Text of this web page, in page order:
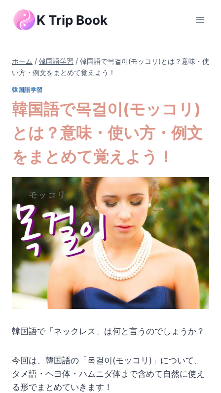
K Trip Book
ホーム / 韓国語学習 / 韓国語で목걸이(モッコリ)とは？意味・使
い方・例文をまとめて覚えよう！
韓国語学習
韓国語で목걸이(モッコリ)
とは？意味・使い方・例文
をまとめて覚えよう！
韓国語で「ネックレス」は何と言うのでしょうか？
今回は、韓国語の「목걸이(モッコリ)」について、
タメ語・ヘヨ体・ハムニダ体まで含めて自然に使え
る形でまとめていきます！